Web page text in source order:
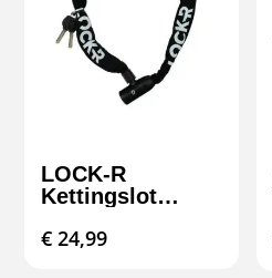
LOCK-R
Kettingslot
Veilig &
€ 24,99